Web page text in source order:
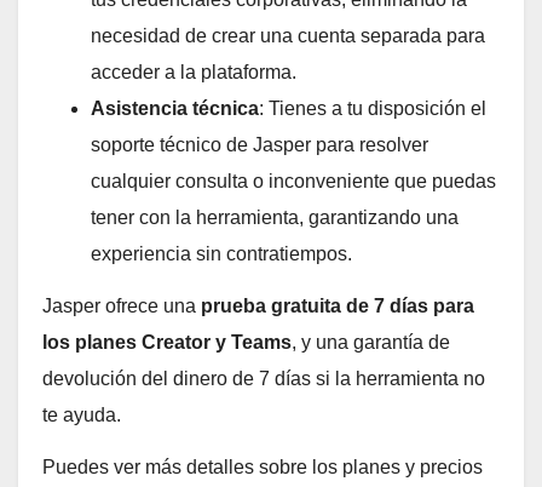
necesidad de crear una cuenta separada para
acceder a la plataforma.
Asistencia técnica: Tienes a tu disposición el
soporte técnico de Jasper para resolver
cualquier consulta o inconveniente que puedas
tener con la herramienta, garantizando una
experiencia sin contratiempos.
Jasper ofrece una prueba gratuita de 7 días para
los planes Creator y Teams, y una garantía de
devolución del dinero de 7 días si la herramienta no
te ayuda.
Puedes ver más detalles sobre los planes y precios